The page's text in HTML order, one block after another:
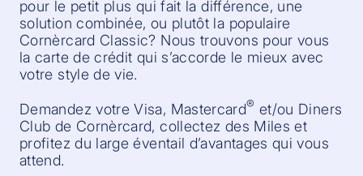
pour le petit plus qui fait la différence, une
solution combinée, ou plutôt la populaire
Cornèrcard Classic? Nous trouvons pour vous
la carte de crédit qui s’accorde le mieux avec
votre style de vie.
Demandez votre Visa, Mastercard® et/ou Diners
Club de Cornèrcard, collectez des Miles et
profitez du large éventail d’avantages qui vous
attend.